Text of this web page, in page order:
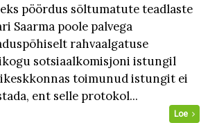
pöördus sõltumatute teadlaste
Saarma poole palvega
rahvaalgatuse
sotsiaalkomisjoni istungil
toimunud istungit ei
ent selle protokol...
Loe